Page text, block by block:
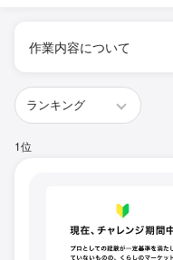
作業内容について
1位